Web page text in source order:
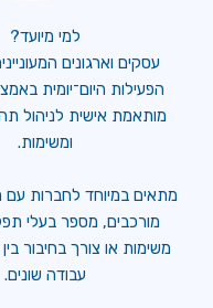
למי מיועד?
עסקים וארגונים
הפעילות היום־יומית
מותאמת אישית לניהול
ומשימות.
מתאים במיוחד לחברות עם
מורכבים, מספר בעלי
משימות או צורך בחיבור
עבודה שונים.